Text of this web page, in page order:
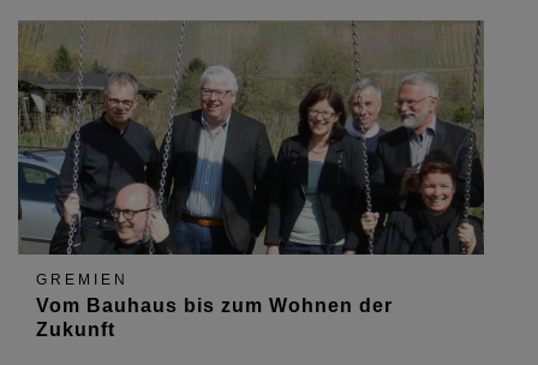
GREMIEN
Vom Bauhaus bis zum Wohnen der
Zukunft